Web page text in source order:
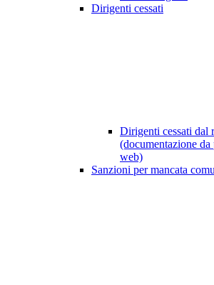
Dirigenti cessati
Dirigenti cessati dal
(documentazione
web)
Sanzioni per mancata